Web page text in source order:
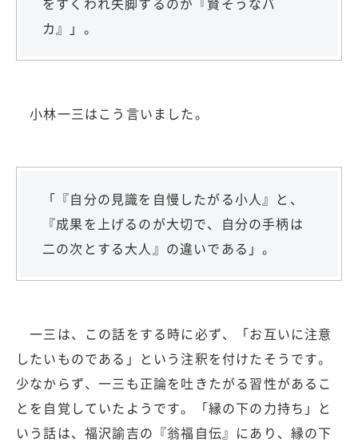
カ』」。
小林一三はこう言いました。
「『自分の見識を自慢したがる小人』と、
『成果を上げるのが大切で、自分の手柄は
二の次とする大人』の違いである」。
一三は、この話をする時に必ず、「お互いに注意
したいものである」という注釈を付けたそうです。
少なからず、一三も正論を吐きたがる習性があるこ
とを自覚していたようです。「縁の下の力持ち」と
いう話は、福沢諭吉の『翁福自伝』にあり、縁の下